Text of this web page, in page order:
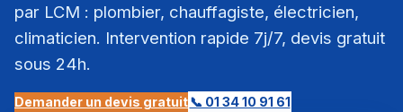
par LCM : plombier, chauffagiste, électricien,
climaticien. Intervention rapide 7j/7, devis gratuit
sous 24h.
Demander un devis gratuit📞 01 34 10 91 61